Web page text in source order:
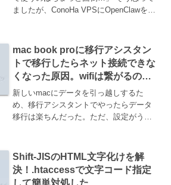
ましたが、ConoHa VPSにOpenClawを置
とめて」と送ると、ちゃんと返って...
mac book proに移行アシスタン
トで移行したらネット接続できな
くなった原因。wifiは繋がるの
に。。。
新しいmacにデータを引っ越しするた
め、移行アシスタントでやったらデータ
移行は楽ちんだった。ただ、設定がうま
ュリティソフトだった。解決システム設
定＞プライバシーと...
Shift-JISのHTML文字化けを解
決！.htaccessで文字コード指定